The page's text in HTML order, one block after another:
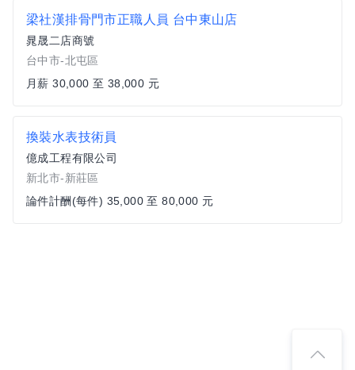
梁社漢排骨門市正職人員 台中東山店
晁晟二店商號
台中市-北屯區
月薪 30,000 至 38,000 元
換裝水表技術員
億成工程有限公司
新北市-新莊區
論件計酬(每件) 35,000 至 80,000 元